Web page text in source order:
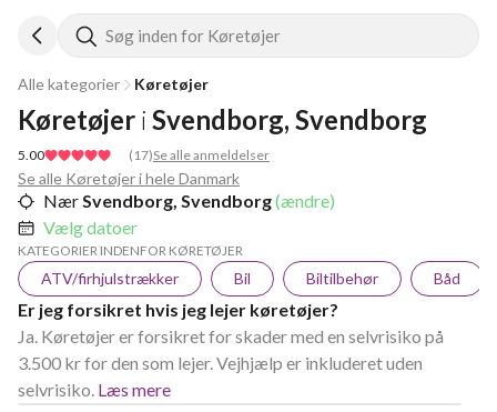
Søg inden for Køretøjer
Alle kategorier Køretøjer
5.00 ( 17)Se alle anmeldelser
Køretøjer i Svendborg, Svendborg
Se alle Køretøjer i hele Danmark
NærSvendborg, Svendborg(ændre)
Vælg datoer
KATEGORIER INDENFOR KØRETØJER
ATV/firhjulstrækker Bil Biltilbehør Båd
Er jeg forsikret hvis jeg lejer køretøjer?
Ja. Køretøjer er forsikret for skader med en selvrisiko på
3.500 kr for den som lejer. Vejhjælp er inkluderet uden
selvrisiko. Læs mere